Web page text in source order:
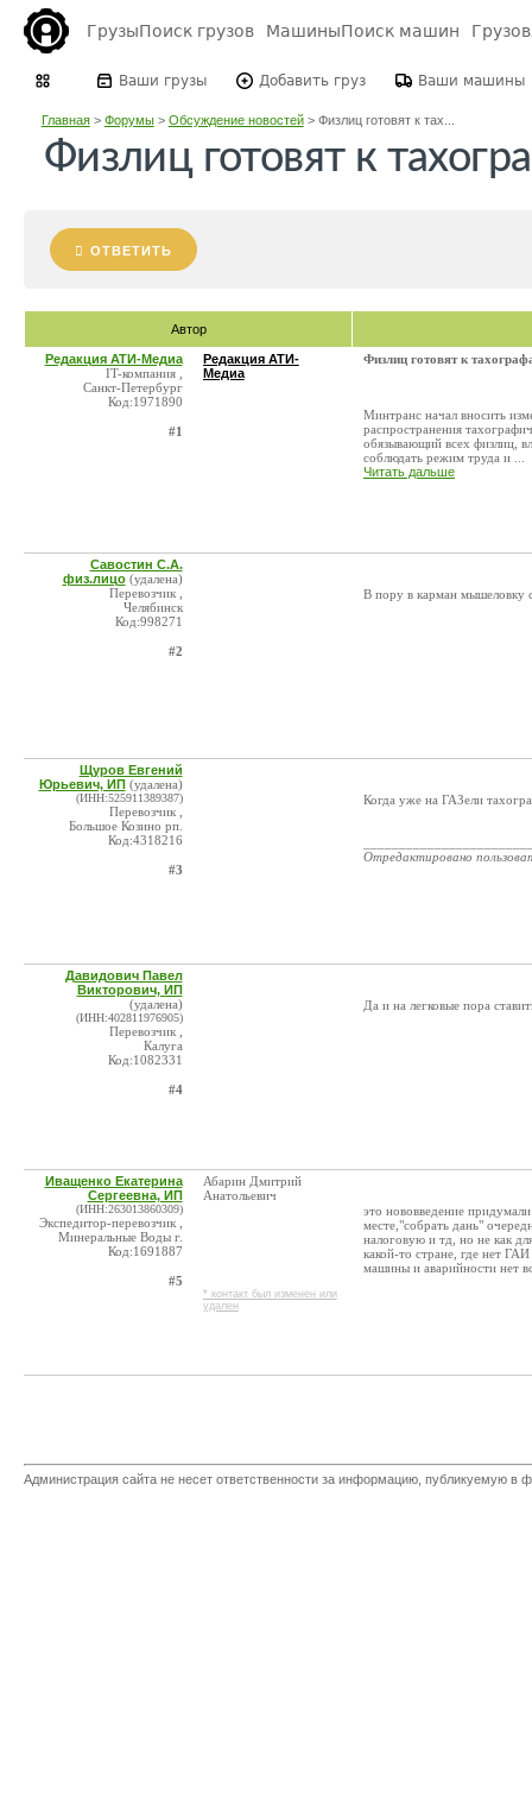
ГрузыПоиск грузов МашиныПоиск машин
Ваши грузы Добавить груз Ваши машины
Главная> Форумы> Обсуждение новостей> Физлиц готовят к тах...
Физлиц готовят к
ОТВЕТИТЬ
Автор
Редакция АТИ-Медиа
IT-компания ,
Санкт-Петербург
Код:1971890
#1
Редакция АТИ-
Медиа
Физлиц готовят к
Минтранс начал вносить
распространения
обязывающий всех физлиц,
соблюдать режим труда и ...
Читать дальше
Савостин С.А.
физ.лицо (удалена)
Перевозчик ,
Челябинск
Код:998271
#2
В пору в карман мышеловку
Щуров Евгений
Юрьевич, ИП (удалена)
(ИНН:525911389387)
Перевозчик ,
Большое Козино рп.
Код:4318216
#3
Когда уже на ГАЗели
Отредактировано
Давидович Павел
Викторович, ИП
(удалена)
(ИНН:402811976905)
Перевозчик ,
Калуга
Код:1082331
#4
Да и на легковые пора
Иващенко Екатерина
Сергеевна, ИП
(ИНН:263013860309)
Экспедитор-перевозчик ,
Минеральные Воды г.
Код:1691887
#5
Абарин Дмитрий
Анатольевич
* контакт был изменен или
удален
это нововведение
месте,"собрать дань"
налоговую и тд, но не как
какой-то стране, где нет
машины и аварийности нет
Администрация сайта не несет ответственности за информацию, публикуемую